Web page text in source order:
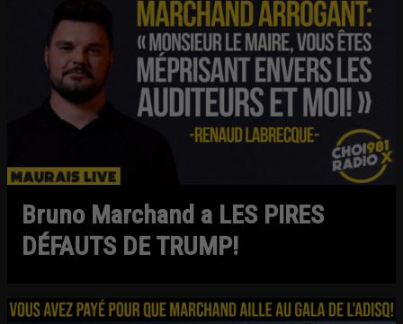
Bruno Marchand a LES PIRES
DÉFAUTS DE TRUMP!